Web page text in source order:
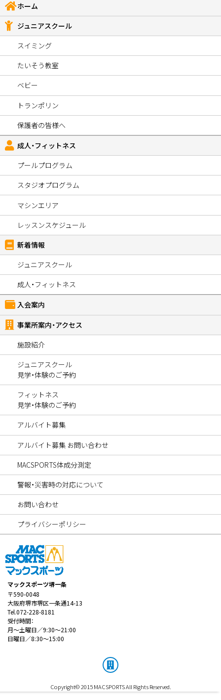
ホーム
ジュニアスクール
スイミング
たいそう教室
ベビー
トランポリン
保護者の皆様へ
成人・フィットネス
プールプログラム
スタジオプログラム
マシンエリア
レッスンスケジュール
新着情報
ジュニアスクール
成人・フィットネス
入会案内
事業所案内・アクセス
施設紹介
ジュニアスクール
見学・体験のご予約
フィットネス
見学・体験のご予約
アルバイト募集
アルバイト募集 お問い合わせ
MACSPORTS体成分測定
警報・災害時の対応について
お問い合わせ
プライバシーポリシー
マックスポーツ堺一条
〒590-0048
大阪府堺市堺区一条通14-13
Tel.072-228-8181
受付時間：
月～土曜日／9:30～21:00
日曜日／8:30～15:00
Copyright© 2015 MACSPORTS All Rights Reserved.